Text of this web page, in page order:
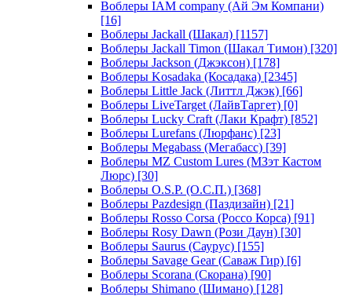
Воблеры IAM company (Ай Эм Компани)
[16]
Воблеры Jackall (Шакал) [1157]
Воблеры Jackall Timon (Шакал Тимон) [320]
Воблеры Jackson (Джэксон) [178]
Воблеры Kosadaka (Косадака) [2345]
Воблеры Little Jack (Литтл Джэк) [66]
Воблеры LiveTarget (ЛайвТаргет) [0]
Воблеры Lucky Craft (Лаки Крафт) [852]
Воблеры Lurefans (Люрфанс) [23]
Воблеры Megabass (Мегабасс) [39]
Воблеры MZ Custom Lures (МЗэт Кастом
Люрс) [30]
Воблеры O.S.P. (О.С.П.) [368]
Воблеры Pazdesign (Паздизайн) [21]
Воблеры Rosso Corsa (Россо Корса) [91]
Воблеры Rosy Dawn (Рози Даун) [30]
Воблеры Saurus (Саурус) [155]
Воблеры Savage Gear (Саваж Гир) [6]
Воблеры Scorana (Скорана) [90]
Воблеры Shimano (Шимано) [128]